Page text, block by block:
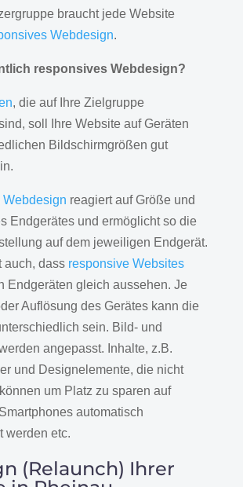
braucht jede Website
Webdesign.
responsives Webdesign?
, die auf Ihre Zielgruppe
soll Ihre Website auf Geräten
Bildschirmgrößen gut
Webdesign reagiert auf Größe und
Endgerätes und ermöglicht so die
auf dem jeweiligen Endgerät.
auch, dass responsive Websites
Endgeräten gleich aussehen. Je
Auflösung des Gerätes kann die
sein. Bild- und
angepasst. Inhalte, z.B.
und Designelemente, die nicht
um Platz zu sparen auf
automatisch
werden etc.
(Relaunch) Ihrer